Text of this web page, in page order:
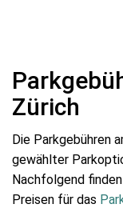
Zürich
Die Parkgebühren
gewählter
Nachfolgend
Preisen für das